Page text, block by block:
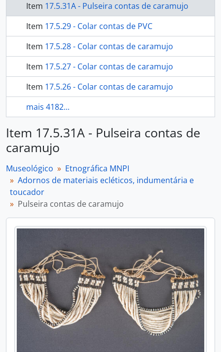
Item 17.5.31A - Pulseira contas de caramujo
Item 17.5.29 - Colar contas de PVC
Item 17.5.28 - Colar contas de caramujo
Item 17.5.27 - Colar contas de caramujo
Item 17.5.26 - Colar contas de caramujo
mais 4182...
Item 17.5.31A - Pulseira contas de
caramujo
Museológico
Etnográfica MNPI
Adornos de materiais ecléticos, indumentária e
toucador
Pulseira contas de caramujo